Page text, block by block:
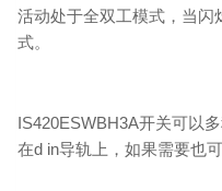
活动处于全双工模式，当闪
式。
IS420ESWBH3A开关可以
在d in导轨上，如果需要也